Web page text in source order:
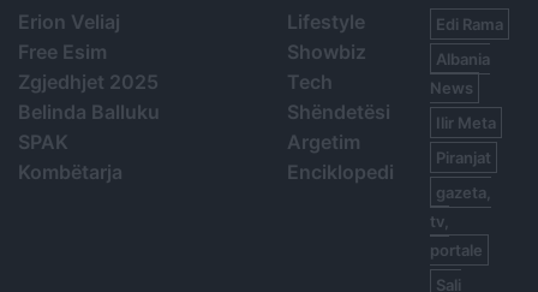
Erion Veliaj
Free Esim
Zgjedhjet 2025
Belinda Balluku
SPAK
Kombëtarja
Lifestyle
Showbiz
Tech
Shëndetësi
Argetim
Enciklopedi
Edi Rama
Albania
News
Ilir Meta
Piranjat
gazeta,
tv,
portale
Sali